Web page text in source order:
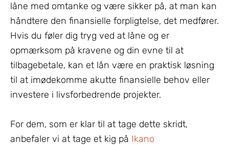
låne med omtanke og være sikker på, at man kan
håndtere den finansielle forpligtelse, det medfører.
Hvis du føler dig tryg ved at låne og er
opmærksom på kravene og din evne til at
tilbagebetale, kan et lån være en praktisk løsning
til at imødekomme akutte finansielle behov eller
investere i livsforbedrende projekter.
For dem, som er klar til at tage dette skridt,
anbefaler vi at tage et kig på Ikano